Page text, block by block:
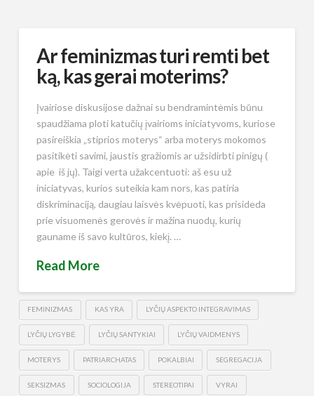
Ar feminizmas turi remti bet
ką, kas gerai moterims?
Įvairiose diskusijose dažnai su bendramintėmis būnu
spaudžiama ploti katučių įvairioms iniciatyvoms, kuriose
pasireiškia „stiprios moterys“ arba moterys mokomos
pasitikėti savimi, jaustis gražiomis ar užsidirbti pinigų (
apie iš jų). Taigi verta užakcentuoti: aš esu už
iniciatyvas, kurios suteikia kam nors, kas patiria
diskriminaciją, daugiau laisvės kvėpuoti, kas prisideda
prie visuomenės gerovės ir mažina nuodų, kurių
gauname iš savo kultūros, kiekį. …
Read More
FEMINIZMAS KAS YRA LYČIŲ ASPEKTO INTEGRAVIMAS
LYČIŲ LYGYBĖ LYČIŲ SANTYKIAI LYČIŲ VAIDMENYS
MOTERYS PATRIARCHATAS POKALBIAI SEGREGACIJA
SEKSIZMAS SOCIOLOGIJA STEREOTIPAI VYRAI